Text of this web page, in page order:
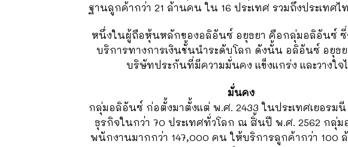
ฐานลูกค้ากว่า 21 ล้านคน ใน 16 ประเทศ รวมถึงประเทศไ
หนึ่งในผู้ถือหุ้นหลักของอลิอันซ์ อยุธยา คือกลุ่มอลิอันซ์ ซี่
บริการทางการเงินชั้นนำระดับโลก ดังนั้น อลิอันซ์ อยุธย
บริษัทประกันที่มีความมั่นคง แข็งแกร่ง และวางใจ
มั่นคง
กลุ่มอลิอันซ์ ก่อตั้งมาตั้งแต่ พ.ศ. 2433 ในประเทศเยอรม
ธุรกิจในกว่า 70 ประเทศทั่วโลก ณ สิ้นปี พ.ศ. 2562 กลุ่
พนักงานมากกว่า 147,000 คน ให้บริการลูกค้ากว่า 100